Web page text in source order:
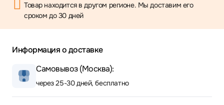
Товар находится в другом регионе. Мы доставим его
сроком до 30 дней
Информация о доставке
Самовывоз (Москва):
через 25-30 дней, бесплатно